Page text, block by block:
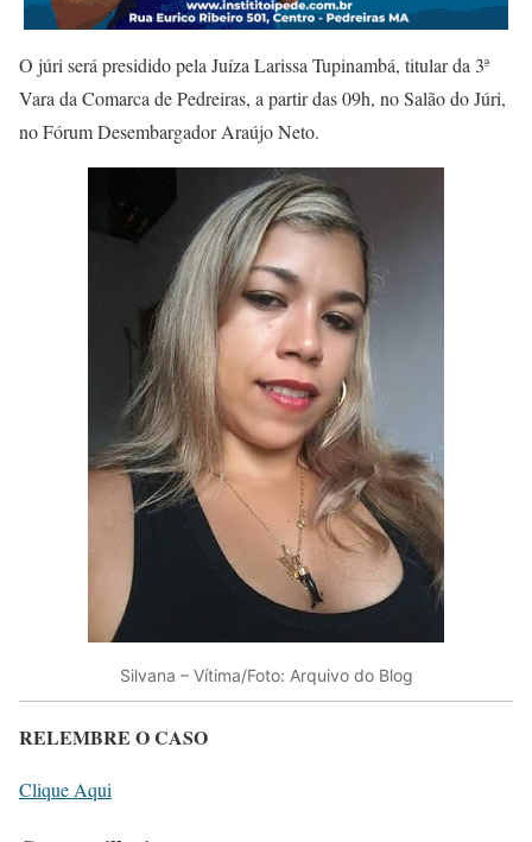
O júri será presidido pela Juíza Larissa Tupinambá, titular da 3ª
Vara da Comarca de Pedreiras, a partir das 09h, no Salão do Júri,
no Fórum Desembargador Araújo Neto.
Silvana – Vítima/Foto: Arquivo do Blog
RELEMBRE O CASO
Clique Aqui